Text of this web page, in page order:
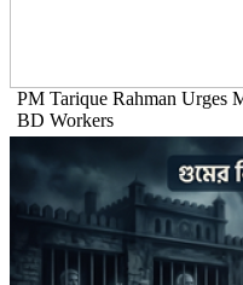
PM Tarique Rahman Urges
BD Workers